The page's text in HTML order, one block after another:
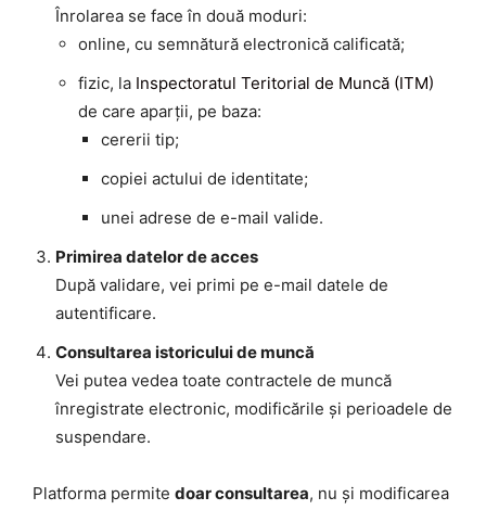
Înrolarea se face în două moduri:
online, cu semnătură electronică calificată;
fizic, la Inspectoratul Teritorial de Muncă (ITM)
de care aparții, pe baza:
cererii tip;
copiei actului de identitate;
unei adrese de e-mail valide.
Primirea datelor de acces
După validare, vei primi pe e-mail datele de
autentificare.
Consultarea istoricului de muncă
Vei putea vedea toate contractele de muncă
înregistrate electronic, modificările și perioadele de
suspendare.
Platforma permite doar consultarea, nu și modificarea